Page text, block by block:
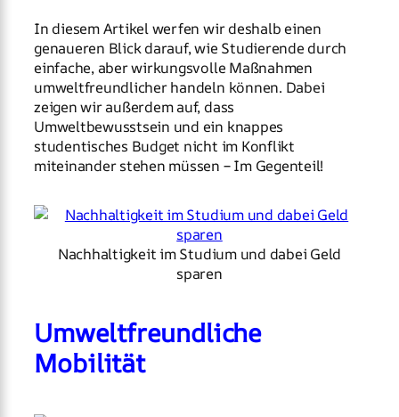
In diesem Artikel werfen wir deshalb einen
genaueren Blick darauf, wie Studierende durch
einfache, aber wirkungsvolle Maßnahmen
umweltfreundlicher handeln können. Dabei
zeigen wir außerdem auf, dass
Umweltbewusstsein und ein knappes
studentisches Budget nicht im Konflikt
miteinander stehen müssen – Im Gegenteil!
Nachhaltigkeit im Studium und dabei Geld
sparen
Umweltfreundliche
Mobilität